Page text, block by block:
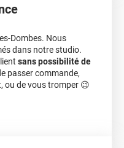
Dombes. Nous
dans notre studio.
sans possibilité de
passer commande,
ou de vous tromper 😉